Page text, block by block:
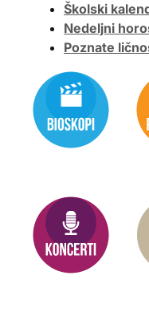
Školski
Nedeljni
Poznate